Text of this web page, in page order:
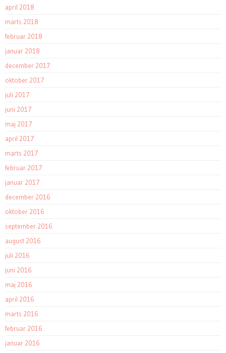
april 2018
marts 2018
februar 2018
januar 2018
december 2017
oktober 2017
juli 2017
juni 2017
maj 2017
april 2017
marts 2017
februar 2017
januar 2017
december 2016
oktober 2016
september 2016
august 2016
juli 2016
juni 2016
maj 2016
april 2016
marts 2016
februar 2016
januar 2016